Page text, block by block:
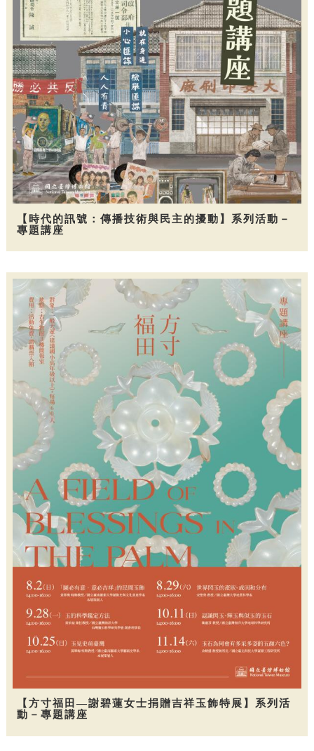
【時代的訊號：傳播技術與民主的擾動】系列活動－
專題講座
【方寸福田—謝碧蓮女士捐贈吉祥玉飾特展】系列活
動－專題講座